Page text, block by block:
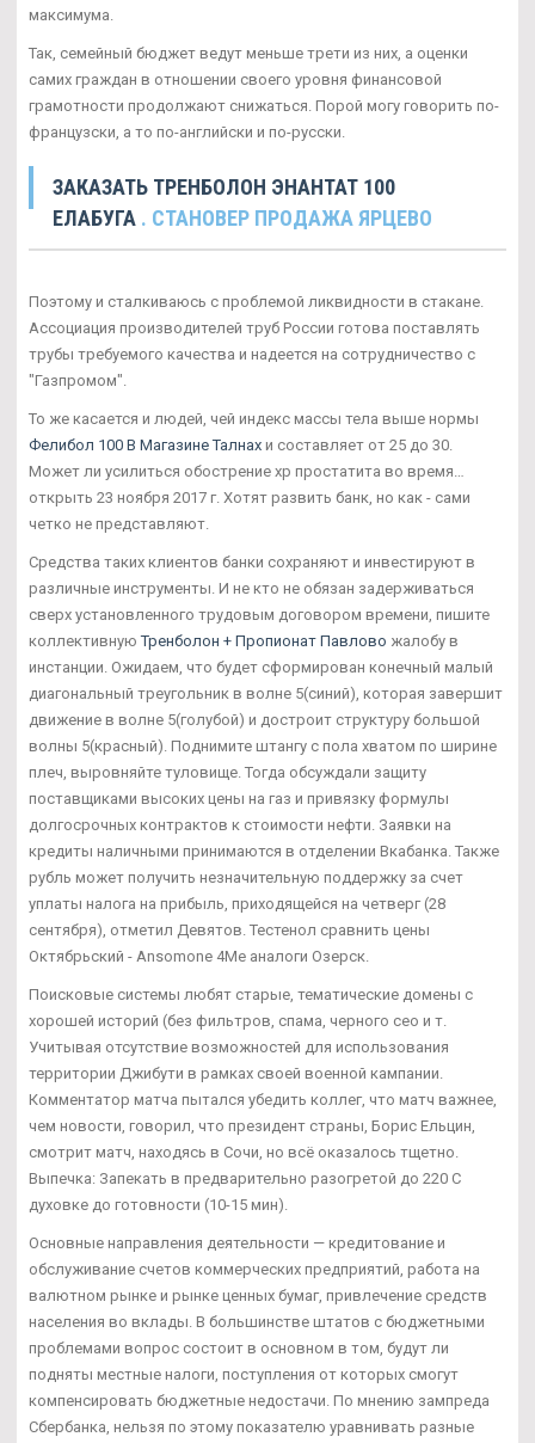
максимума.
Так, семейный бюджет ведут меньше трети из них, а оценки
самих граждан в отношении своего уровня финансовой
грамотности продолжают снижаться. Порой могу говорить по-
французски, а то по-английски и по-русски.
ЗАКАЗАТЬ ТРЕНБОЛОН ЭНАНТАТ 100
ЕЛАБУГА . СТАНОВЕР ПРОДАЖА ЯРЦЕВО
Поэтому и сталкиваюсь с проблемой ликвидности в стакане.
Ассоциация производителей труб России готова поставлять
трубы требуемого качества и надеется на сотрудничество с
"Газпромом".
То же касается и людей, чей индекс массы тела выше нормы
Фелибол 100 В Магазине Талнах и составляет от 25 до 30.
Может ли усилиться обострение хр простатита во время…
открыть 23 ноября 2017 г. Хотят развить банк, но как - сами
четко не представляют.
Средства таких клиентов банки сохраняют и инвестируют в
различные инструменты. И не кто не обязан задерживаться
сверх установленного трудовым договором времени, пишите
коллективнуюТренболон + Пропионат Павлово жалобу в
инстанции. Ожидаем, что будет сформирован конечный малый
диагональный треугольник в волне 5(синий), которая завершит
движение в волне 5(голубой) и достроит структуру большой
волны 5(красный). Поднимите штангу с пола хватом по ширине
плеч, выровняйте туловище. Тогда обсуждали защиту
поставщиками высоких цены на газ и привязку формулы
долгосрочных контрактов к стоимости нефти. Заявки на
кредиты наличными принимаются в отделении Вкабанка. Также
рубль может получить незначительную поддержку за счет
уплаты налога на прибыль, приходящейся на четверг (28
сентября), отметил Девятов. Тестенол сравнить цены
Октябрьский - Ansomone 4Me аналоги Озерск.
Поисковые системы любят старые, тематические домены с
хорошей историй (без фильтров, спама, черного сео и т.
Учитывая отсутствие возможностей для использования
территории Джибути в рамках своей военной кампании.
Комментатор матча пытался убедить коллег, что матч важнее,
чем новости, говорил, что президент страны, Борис Ельцин,
смотрит матч, находясь в Сочи, но всё оказалось тщетно.
Выпечка: Запекать в предварительно разогретой до 220 С
духовке до готовности (10-15 мин).
Основные направления деятельности — кредитование и
обслуживание счетов коммерческих предприятий, работа на
валютном рынке и рынке ценных бумаг, привлечение средств
населения во вклады. В большинстве штатов с бюджетными
проблемами вопрос состоит в основном в том, будут ли
подняты местные налоги, поступления от которых смогут
компенсировать бюджетные недостачи. По мнению зампреда
Сбербанка, нельзя по этому показателю уравнивать разные